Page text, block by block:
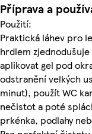
Příprava a
Použití:
Praktická láhev pro
hrdlem
aplikovat gel pod
odstranění velkých
minut), použít WC
nečistot a poté
prkénka, podlahy